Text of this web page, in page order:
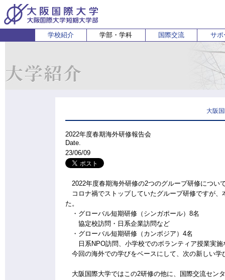
学校紹介 学部・学科
経営学科 国際
国際交流 サポ
卒業生
English
大阪
2022年度春期海外研修報告会
Date.
23/06/09
2022年度春期海外研修の2つのグループ研修につい
コロナ禍でストップしていたグループ研修ですが、
た。
・グローバル短期研修（シンガポール）8名
協定校訪問・日系企業訪問など
・グローバル短期研修（カンボジア）4名
日系NPO訪問、小学校でのボランティア授業実施
今回の海外での学びをベースにして、次の新しい
大阪国際大学ではこの2研修の他に、国際交流セン